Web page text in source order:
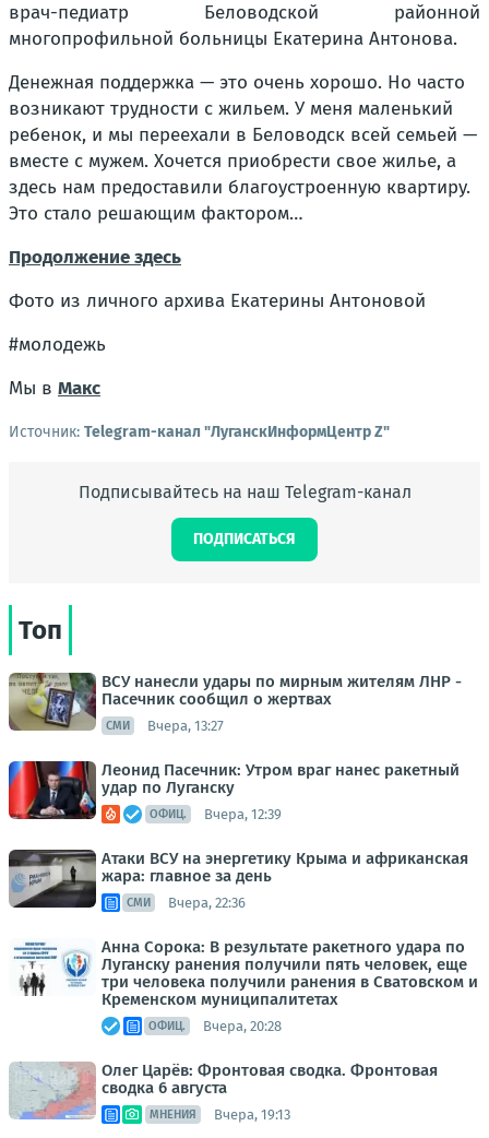
врач-педиатр Беловодской районной
многопрофильной больницы Екатерина Антонова.
Денежная поддержка — это очень хорошо. Но часто
возникают трудности с жильем. У меня маленький
ребенок, и мы переехали в Беловодск всей семьей —
вместе с мужем. Хочется приобрести свое жилье, а
здесь нам предоставили благоустроенную квартиру.
Это стало решающим фактором…
Продолжение здесь
Фото из личного архива Екатерины Антоновой
#молодежь
Мы в Макс
Источник: Telegram-канал "ЛуганскИнформЦентр Z"
Подписывайтесь на наш Telegram-канал
ПОДПИСАТЬСЯ
Топ
ВСУ нанесли удары по мирным жителям ЛНР -
Пасечник сообщил о жертвах
СМИ Вчера, 13:27
Леонид Пасечник: Утром враг нанес ракетный
удар по Луганску
ОФИЦ. Вчера, 12:39
Атаки ВСУ на энергетику Крыма и африканская
жара: главное за день
СМИ Вчера, 22:36
Анна Сорока: В результате ракетного удара по
Луганску ранения получили пять человек, еще
три человека получили ранения в Сватовском и
Кременском муниципалитетах
ОФИЦ. Вчера, 20:28
Олег Царёв: Фронтовая сводка. Фронтовая
сводка 6 августа
МНЕНИЯ Вчера, 19:13